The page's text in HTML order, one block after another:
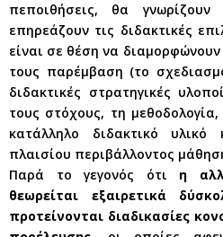
πεποιθήσεις, θα
επηρεάζουν τις διδακτικές
είναι σε θέση να
τους παρέμβαση (το
διδακτικές στρατηγικές
τους στόχους, τη
κατάλληλο διδακτικό
πλαισίου περιβάλλοντος
Παρά το γεγονός ότι η
θεωρείται εξαιρετικά
προτείνονται διαδικασίες